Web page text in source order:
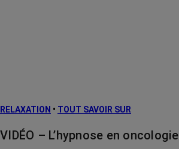
RELAXATION • TOUT SAVOIR SUR
VIDÉO – L’hypnose en oncologie